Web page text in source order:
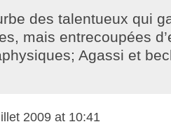
des talentueux qui
mais entrecoupées
Agassi et
2009 at 10:41